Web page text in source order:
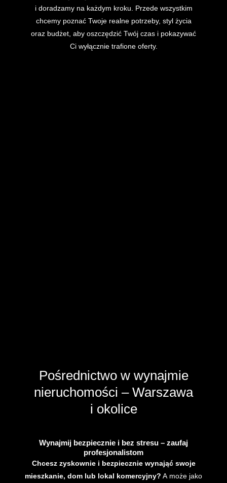
i doradzamy na każdym kroku. Przede wszystkim
chcemy poznać Twoje realne potrzeby, styl życia
oraz budżet, aby oszczędzić Twój czas i pokazywać
Ci wyłącznie trafione oferty.
Pośrednictwo w wynajmie
nieruchomości – Warszawa
i okolice
Wynajmij bezpiecznie i bez stresu – zaufaj
profesjonalistom
Chcesz zyskownie i bezpiecznie wynająć swoje
mieszkanie, dom lub lokal komercyjny? A może jako